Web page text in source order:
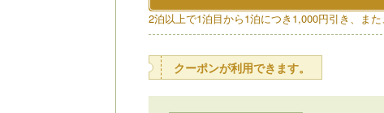
2泊以上で1泊目から1泊につき1,000円引き、ま
クーポンが利用できます。